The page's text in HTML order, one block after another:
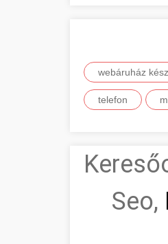
webáruház
telefon
Seo,